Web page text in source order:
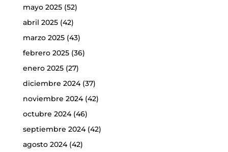
mayo 2025(52)
abril 2025(42)
marzo 2025(43)
febrero 2025(36)
enero 2025(27)
diciembre 2024(37)
noviembre 2024(42)
octubre 2024(46)
septiembre 2024(42)
agosto 2024(42)